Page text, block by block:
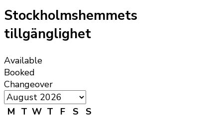
Stockholmshemmets
tillgänglighet
Available
Booked
Changeover
M T W T F S
S